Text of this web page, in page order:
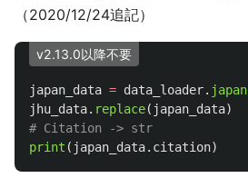
（2020/12/24追記）
v2.13.0以降不要
japan_data = data_loader. japan
jhu_data. replace( japan_data)
print ( japan_data. citation)